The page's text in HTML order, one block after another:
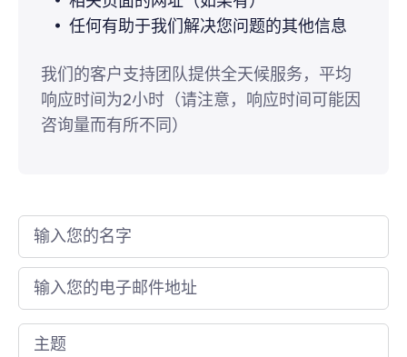
任何有助于我们解决您问题的其他信息
我们的客户支持团队提供全天候服务，平均
响应时间为2小时（请注意，响应时间可能因
咨询量而有所不同）